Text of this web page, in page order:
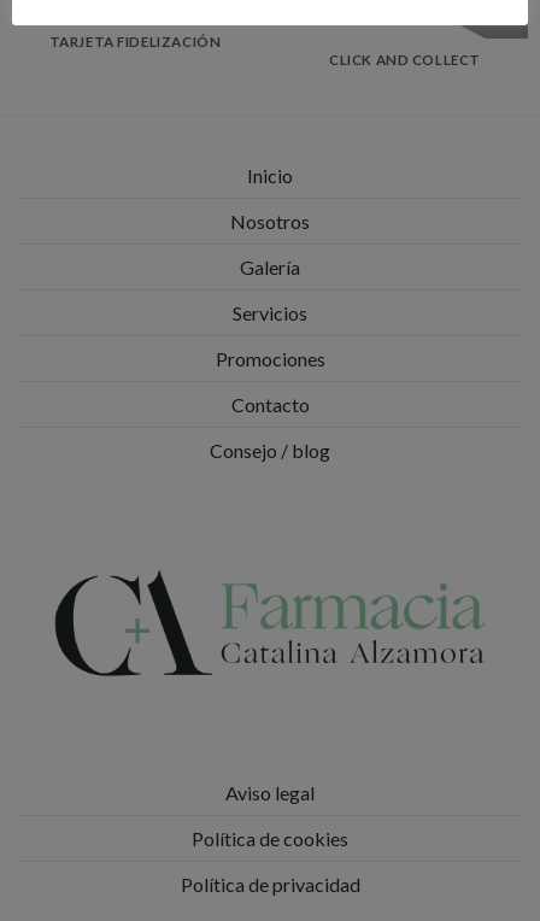
TARJETA FIDELIZACIÓN
CLICK AND COLLECT
Inicio
Nosotros
Galería
Servicios
Promociones
Contacto
Consejo / blog
Aviso legal
Política de cookies
Política de privacidad